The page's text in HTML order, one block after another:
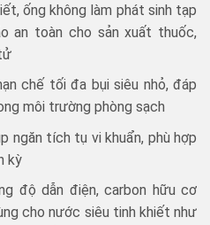
ống không làm phát sinh tạp
an toàn cho sản xuất thuốc,
chế tối đa bụi siêu nhỏ, đáp
môi trường phòng sạch
ngăn tích tụ vi khuẩn, phù hợp
kỳ
độ dẫn điện, carbon hữu cơ
cho nước siêu tinh khiết như